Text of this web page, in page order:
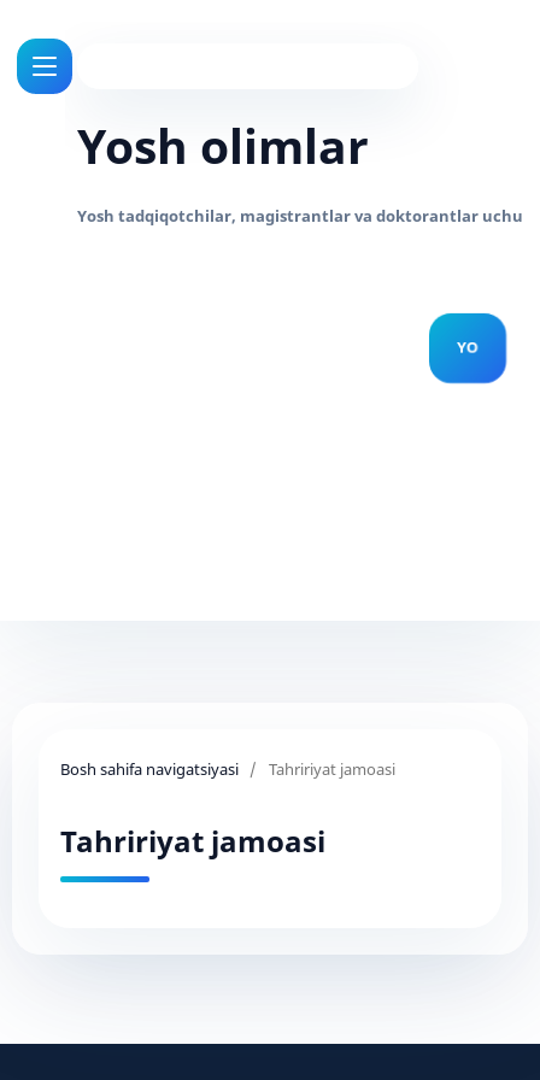
Yosh olimlar
Bosh sahifa navigatsiyasi / Tahririyat jamoasi
Tahririyat jamoasi